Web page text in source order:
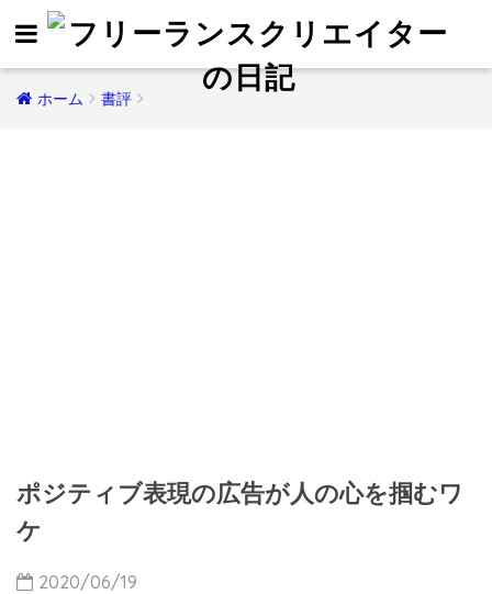
ホーム 書評
ポジティブ表現の広告が人の心を掴むワ
ケ
2020/06/19